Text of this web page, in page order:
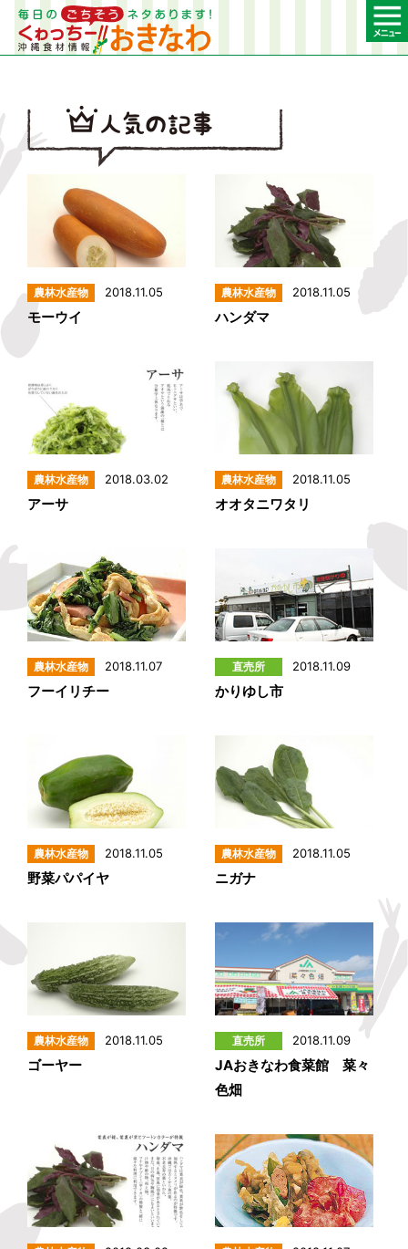
2018.11.05
モーウイ
2018.11.05
ハンダマ
2018.03.02
アーサ
2018.11.05
オオタニワタリ
2018.11.07
フーイリチー
2018.11.09
かりゆし市
2018.11.05
野菜パパイヤ
2018.11.05
ニガナ
2018.11.05
ゴーヤー
2018.11.09
JAおきなわ食菜館 菜々
色畑